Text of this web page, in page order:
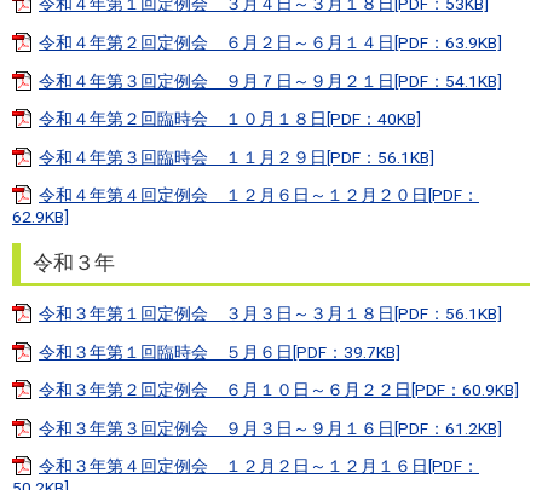
令和４年第１回定例会 ３月４日～３月１８日[PDF：53KB]
令和４年第２回定例会 ６月２日～６月１４日[PDF：63.9KB]
令和４年第３回定例会 ９月７日～９月２１日[PDF：54.1KB]
令和４年第２回臨時会 １０月１８日[PDF：40KB]
令和４年第３回臨時会 １１月２９日[PDF：56.1KB]
令和４年第４回定例会 １２月６日～１２月２０日[PDF：
62.9KB]
令和３年
令和３年第１回定例会 ３月３日～３月１８日[PDF：56.1KB]
令和３年第１回臨時会 ５月６日[PDF：39.7KB]
令和３年第２回定例会 ６月１０日～６月２２日[PDF：60.9KB]
令和３年第３回定例会 ９月３日～９月１６日[PDF：61.2KB]
令和３年第４回定例会 １２月２日～１２月１６日[PDF：